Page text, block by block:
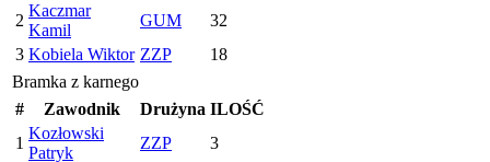
2
Kaczmar
Kamil
GUM
32
3 Kobiela Wiktor ZZP
18
Bramka z karnego
#
Zawodnik Drużyna ILOŚĆ
1
Kozłowski
Patryk
ZZP 3